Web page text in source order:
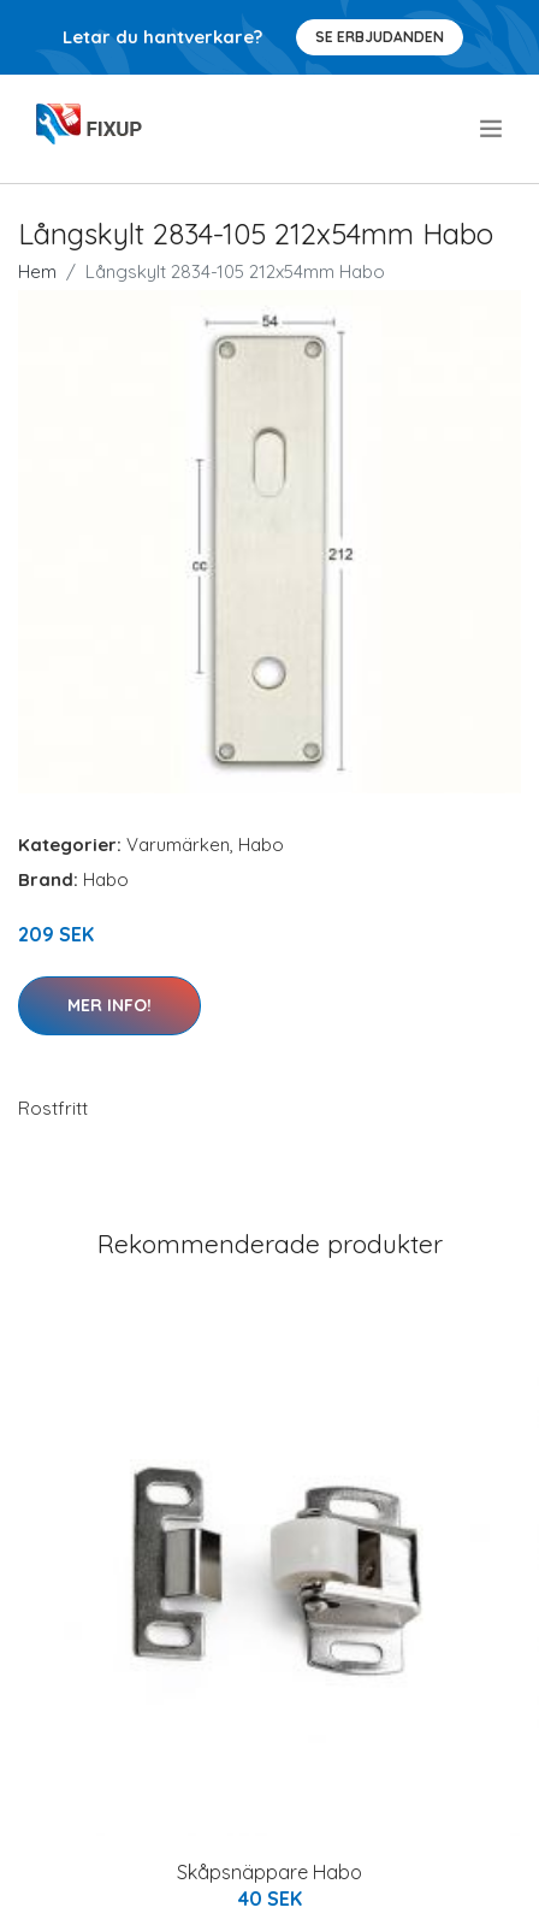
Letar du hantverkare? SE ERBJUDANDEN
Långskylt 2834-105 212x54mm Habo
Hem Långskylt 2834-105 212x54mm Habo
Kategorier: Varumärken, Habo
Brand: Habo
209 SEK
MER INFO!
Rostfritt
Rekommenderade produkter
Skåpsnäppare Habo
40 SEK